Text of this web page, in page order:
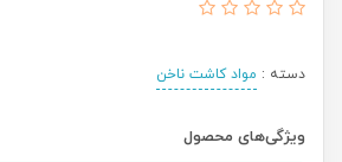
دسته : مواد کاشت ناخن
ویژگی‌های محصول